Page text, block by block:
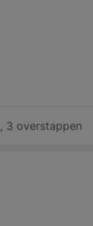
, 3 overstappen